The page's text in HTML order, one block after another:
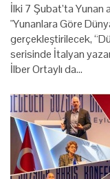
İlki 7 Şubat’ta Yunan
"Yunanlara Göre
gerçekleştirilecek,
serisinde İtalyan
İlber Ortaylı da…